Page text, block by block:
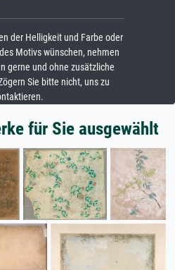
der Helligkeit und Farbe oder
Motivs wünschen, nehmen
gerne und ohne zusätzliche
Sie bitte nicht, uns zu
für Sie ausgewählt